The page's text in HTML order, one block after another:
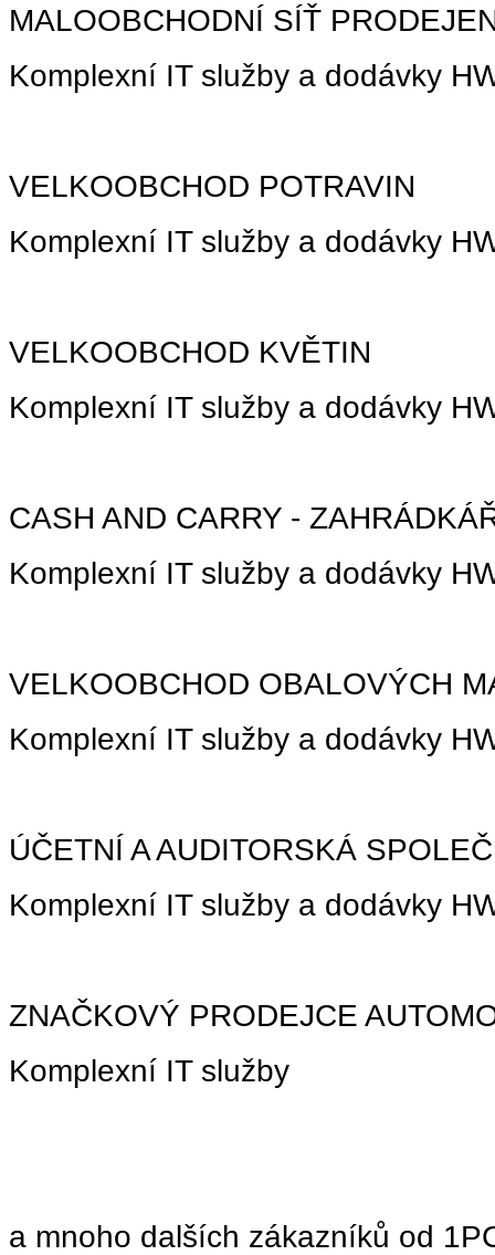
MALOOBCHODNÍ SÍŤ
Komplexní IT služby a dodávky
VELKOOBCHOD POTRAVIN
Komplexní IT služby a dodávky
VELKOOBCHOD KVĚTIN
Komplexní IT služby a dodávky
CASH AND CARRY -
Komplexní IT služby a dodávky
VELKOOBCHOD OBALOVÝCH
Komplexní IT služby a dodávky
ÚČETNÍ A AUDITORSKÁ
Komplexní IT služby a dodávky
ZNAČKOVÝ PRODEJCE
Komplexní IT služby
a mnoho dalších zákazníků od